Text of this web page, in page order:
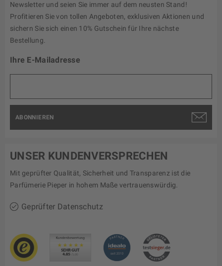
Newsletter und seien Sie immer auf dem neusten Stand!
Profitieren Sie von tollen Angeboten, exklusiven Aktionen und
sichern Sie sich einen 10% Gutschein für Ihre nächste
Bestellung.
Ihre E-Mailadresse
ABONNIEREN
UNSER KUNDENVERSPRECHEN
Mit geprüfter Qualität, Sicherheit und Transparenz ist die
Parfümerie Pieper in hohem Maße vertrauenswürdig.
Geprüfter Datenschutz